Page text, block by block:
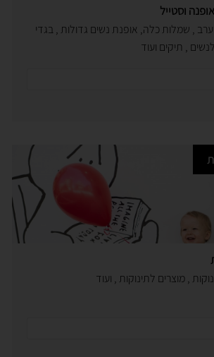
וסטייל
, שמלות כלה, אופנת נשים גדולות , בגדי
, תיקים ועוד
, מוצרים לתינוקות , ועוד